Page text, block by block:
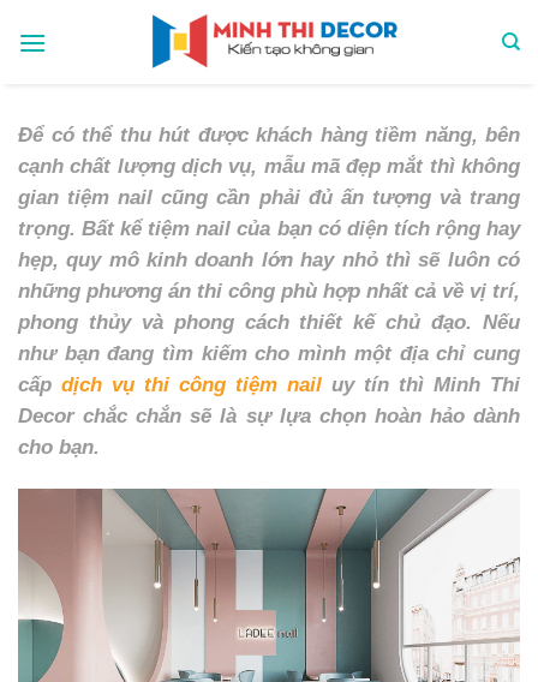
Để có thể thu hút được khách hàng tiềm năng, bên
cạnh chất lượng dịch vụ, mẫu mã đẹp mắt thì không
gian tiệm nail cũng cần phải đủ ấn tượng và trang
trọng. Bất kể tiệm nail của bạn có diện tích rộng hay
hẹp, quy mô kinh doanh lớn hay nhỏ thì sẽ luôn có
những phương án thi công phù hợp nhất cả về vị trí,
phong thủy và phong cách thiết kế chủ đạo. Nếu
như bạn đang tìm kiếm cho mình một địa chỉ cung
cấp dịch vụ thi công tiệm nail uy tín thì Minh Thi
Decor chắc chắn sẽ là sự lựa chọn hoàn hảo dành
cho bạn.